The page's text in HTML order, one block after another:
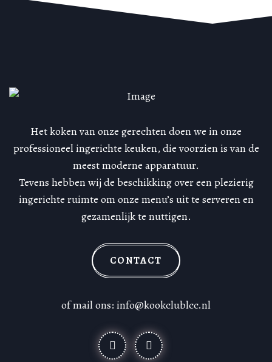
Het koken van onze gerechten doen we in onze
professioneel ingerichte keuken, die voorzien is van de
meest moderne apparatuur.
Tevens hebben wij de beschikking over een plezierig
ingerichte ruimte om onze menu’s uit te serveren en
gezamenlijk te nuttigen.
CONTACT
of mail ons: info@kookclublcc.nl